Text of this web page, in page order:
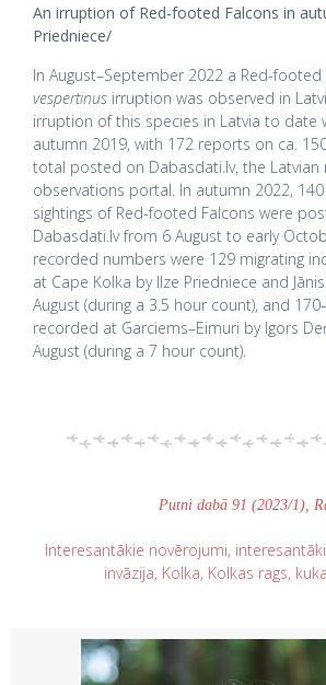
An irruption of Red-footed Falcons in
Priedniece/
In August–September 2022 a Red-footed
vespertinus irruption was observed in
irruption of this species in Latvia to date
autumn 2019, with 172 reports on ca.
total posted on Dabasdati.lv, the Latvian
observations portal. In autumn 2022,
sightings of Red-footed Falcons were
Dabasdati.lv from 6 August to early
recorded numbers were 129 migrating
at Cape Kolka by Ilze Priedniece and
August (during a 3.5 hour count), and
recorded at Garciems–Eimuri by Igors
August (during a 7 hour count).
Putni dabā 91 (2023/1),
Interesantākie novērojumi,
invāzija, Kolka, Kolkas rags,